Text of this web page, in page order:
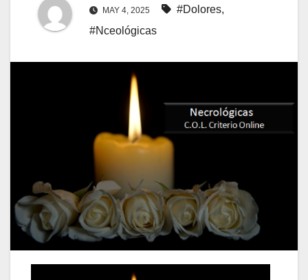
MAY 4, 2025 #Dolores,
#Nceológicas